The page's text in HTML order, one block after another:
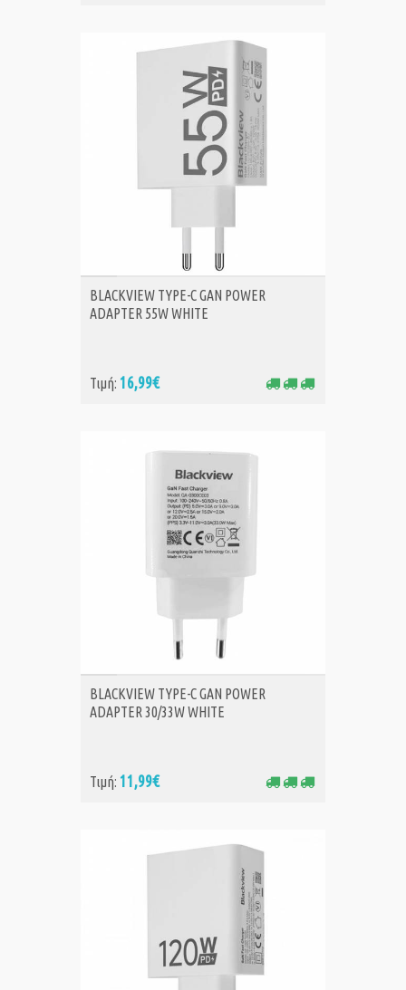
ΑΓΟΡΑ
BLACKVIEW TYPE-C GAN POWER
ADAPTER 55W WHITE
Τιμή: 16,99€
ΑΓΟΡΑ
BLACKVIEW TYPE-C GAN POWER
ADAPTER 30/33W WHITE
Τιμή: 11,99€